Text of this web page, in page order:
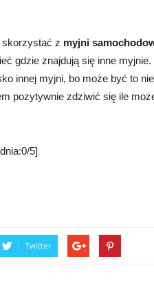
skorzystać z myjni
gdzie znajdują się inne
innej myjni, bo może być to
pozytywnie zdziwić się ile
5]
Twitter